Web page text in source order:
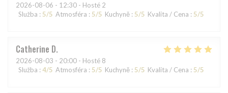
2026-08-06 - 12:30 - Hosté 2
Služba : 5/5 Atmosféra : 5/5 Kuchyně : 5/5 Kvalita / Cena : 5/5
Catherine D
2026-08-03 - 20:00 - Hosté 8
Služba : 4/5 Atmosféra : 5/5 Kuchyně : 5/5 Kvalita / Cena : 5/5